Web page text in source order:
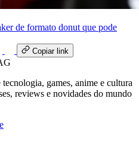
de formato donut que pode
Copiar link
games, anime e cultura
reviews e novidades do mundo